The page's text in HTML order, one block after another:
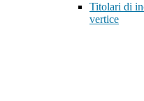
Titolari di
vertice